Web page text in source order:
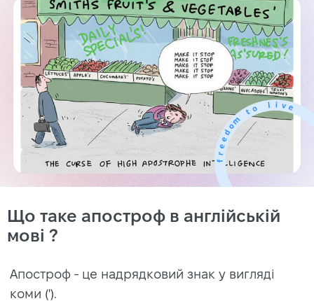
Що таке апостроф в англійській
мові ?
Апостроф - це надрядковий знак у вигляді
коми (').